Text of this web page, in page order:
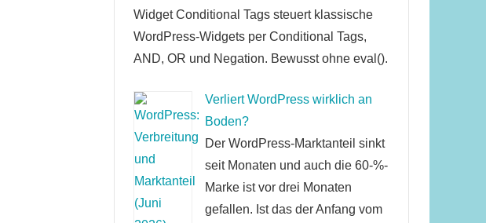
Widget Conditional Tags steuert klassische
WordPress-Widgets per Conditional Tags,
AND, OR und Negation. Bewusst ohne eval().
Verliert WordPress wirklich an
Boden?
Der WordPress-Marktanteil sinkt
seit Monaten und auch die 60-%-
Marke ist vor drei Monaten
gefallen. Ist das der Anfang vom